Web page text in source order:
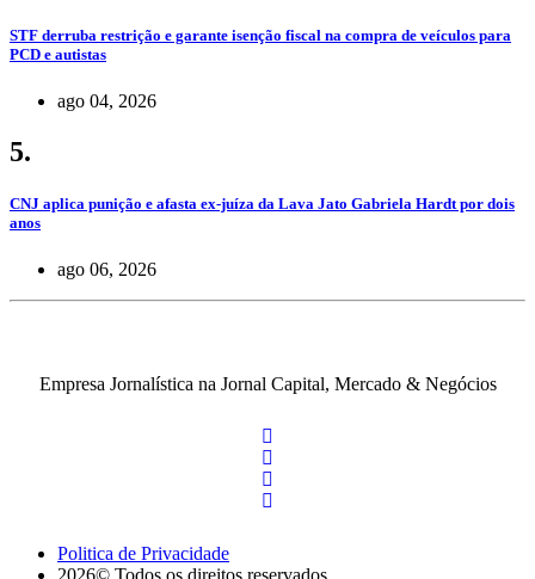
STF derruba restrição e garante isenção fiscal na compra de veículos para
PCD e autistas
ago 04, 2026
5.
CNJ aplica punição e afasta ex-juíza da Lava Jato Gabriela Hardt por dois
anos
ago 06, 2026
Empresa Jornalística na Jornal Capital, Mercado & Negócios
Politica de Privacidade